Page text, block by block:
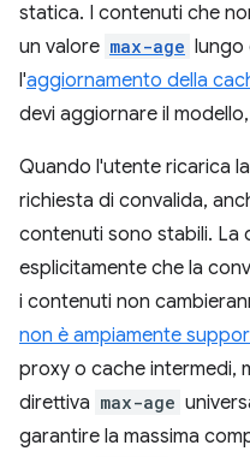
statica. I contenuti che
un valore max-age lungo
l'aggiornamento della
devi aggiornare il
Quando l'utente ricarica
richiesta di convalida,
contenuti sono stabili. La
esplicitamente che la
i contenuti non
non è ampiamente
proxy o cache intermedi,
direttiva max-age
garantire la massima